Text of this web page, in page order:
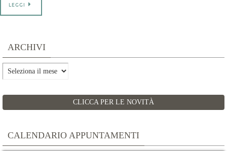
LEGGI
ARCHIVI
Archivi
CLICCA PER LE NOVITÀ
CALENDARIO APPUNTAMENTI